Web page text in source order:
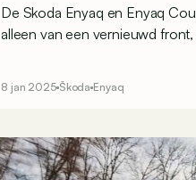
De Skoda Enyaq en Enyaq
alleen van een vernieuwd
8 jan 2025 Škoda Enyaq